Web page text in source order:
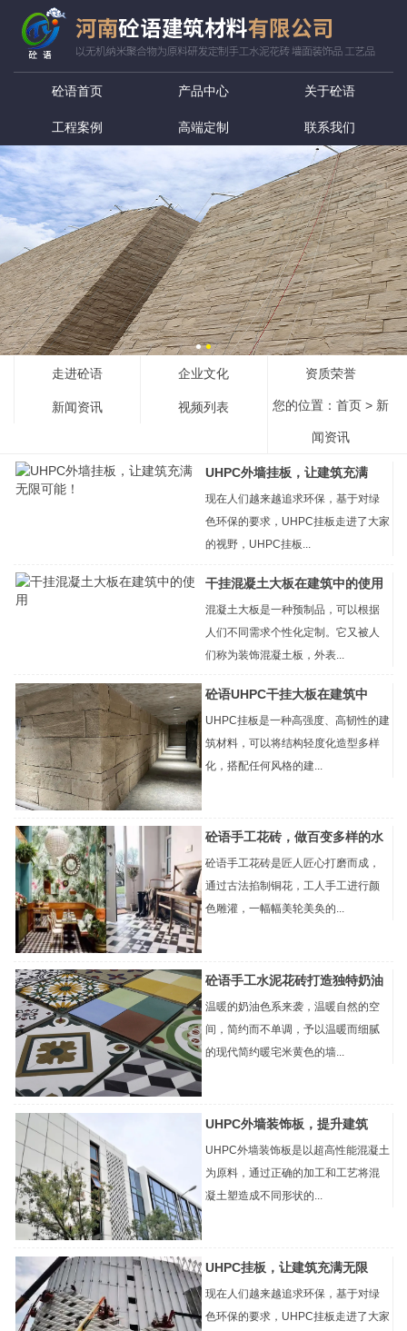
砼语首页 产品中心 关于砼语
工程案例 高端定制 联系我们
走进砼语 企业文化 资质荣誉
新闻资讯 视频列表 您的位置： 首页> 新
闻资讯
UHPC外墙挂板，让建筑充满
现在人们越来越追求环保，基于对绿
色环保的要求，UHPC挂板走进了大家
的视野，UHPC挂板...
干挂混凝土大板在建筑中的使用
混凝土大板是一种预制品，可以根据
人们不同需求个性化定制。它又被人
们称为装饰混凝土板，外表...
砼语UHPC干挂大板在建筑中
UHPC挂板是一种高强度、高韧性的建
筑材料，可以将结构轻度化造型多样
化，搭配任何风格的建...
砼语手工花砖，做百变多样的水
砼语手工花砖是匠人匠心打磨而成，
通过古法掐制铜花，工人手工进行颜
色雕灌，一幅幅美轮美奂的...
砼语手工水泥花砖打造独特奶油
温暖的奶油色系来袭，温暖自然的空
间，简约而不单调，予以温暖而细腻
的现代简约暖宅米黄色的墙...
UHPC外墙装饰板，提升建筑
UHPC外墙装饰板是以超高性能混凝土
为原料，通过正确的加工和工艺将混
凝土塑造成不同形状的...
UHPC挂板，让建筑充满无限
现在人们越来越追求环保，基于对绿
色环保的要求，UHPC挂板走进了大家